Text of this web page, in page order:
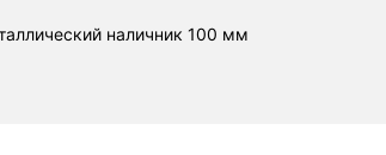
наличник 100 мм